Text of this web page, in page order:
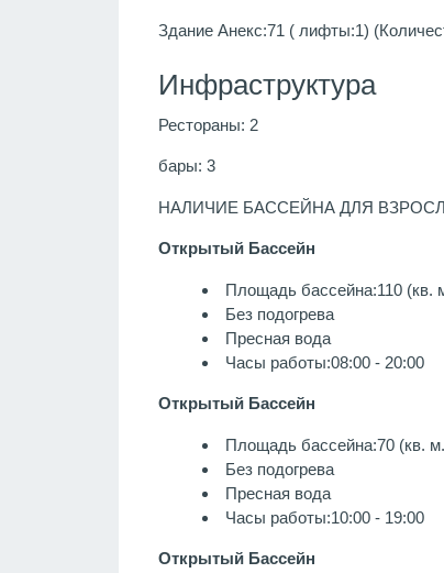
Здание Анекс:71 ( лифты:1)
Инфраструктура
Рестораны: 2
бары: 3
НАЛИЧИЕ БАССЕЙНА ДЛЯ
Открытый Бассейн
Площадь бассейна:110 (кв.
Без подогрева
Пресная вода
Часы работы:08:00 - 20:00
Открытый Бассейн
Площадь бассейна:70 (кв.
Без подогрева
Пресная вода
Часы работы:10:00 - 19:00
Открытый Бассейн